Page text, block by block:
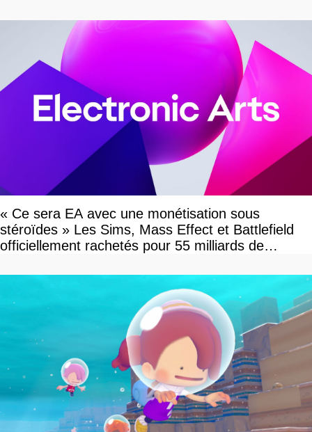
« Ce sera EA avec une monétisation sous
stéroïdes » Les Sims, Mass Effect et Battlefield
officiellement rachetés pour 55 milliards de